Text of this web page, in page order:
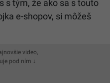
s tým, že ako sa s touto
e-shopov, si môžeš
video,
pod ním ↓